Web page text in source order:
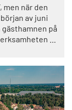
men när den
av juni
på